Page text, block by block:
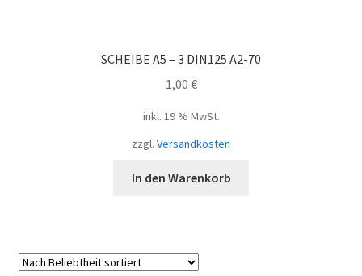
SCHEIBE A5 – 3 DIN125 A2-70
1,00 €
inkl. 19 % MwSt.
zzgl. Versandkosten
In den Warenkorb